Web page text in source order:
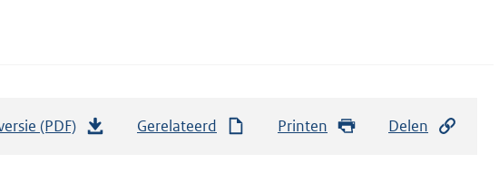
(PDF) Gerelateerd Printen Delen